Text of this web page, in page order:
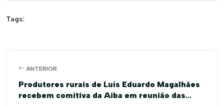
Tags:
ANTERIOR
Produtores rurais de Luís Eduardo Magalhães
recebem comitiva da Aiba em reunião das